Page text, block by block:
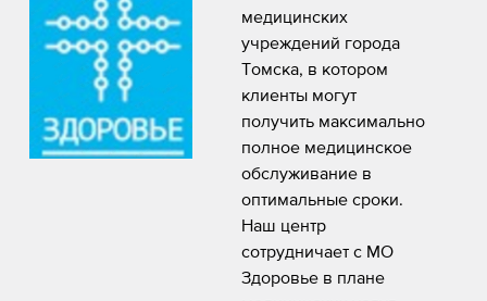
медицинских
учреждений города
Томска, в котором
клиенты могут
получить максимально
полное медицинское
обслуживание в
оптимальные сроки.
Наш центр
сотрудничает с МО
Здоровье в плане